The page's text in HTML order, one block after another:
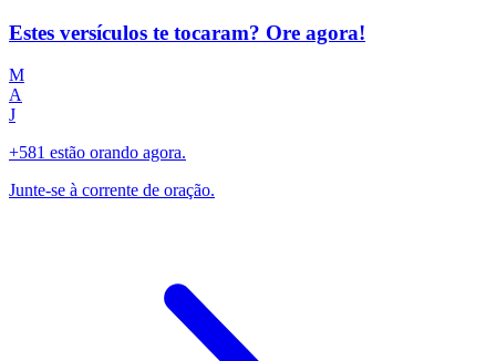
Estes versículos te tocaram? Ore agora!
M
A
J
+581 estão orando agora.
Junte-se à corrente de oração.